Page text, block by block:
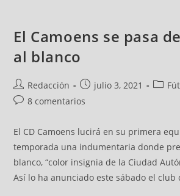
El Camoens se pasa
al blanco
Redacción julio 3, 2021
8 comentarios
El CD Camoens lucirá en su primera
temporada una indumentaria donde
blanco, “color insignia de la Ciudad
Así lo ha anunciado este sábado el club